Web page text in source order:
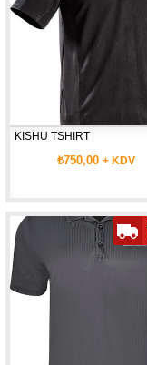
KISHU TSHIRT
₺750,00+ KDV